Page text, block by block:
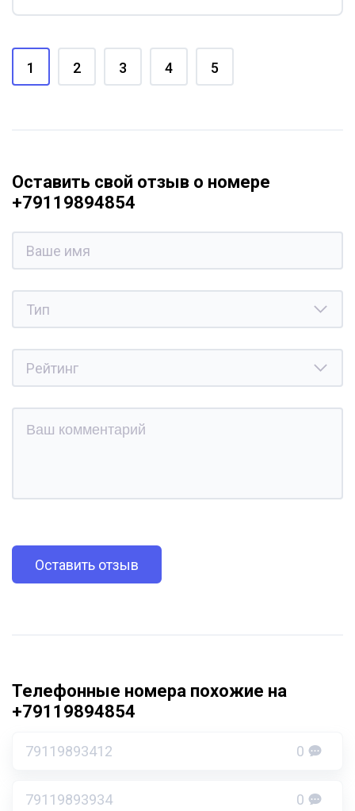
1 2 3 4 5
Оставить свой отзыв о номере
+79119894854
Оставить отзыв
Телефонные номера похожие на
+79119894854
79119893412 0
79119893934 0